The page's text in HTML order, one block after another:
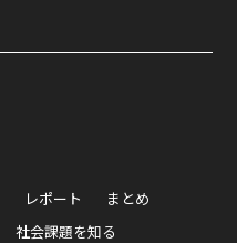
レポート
まとめ
社会課題を知る